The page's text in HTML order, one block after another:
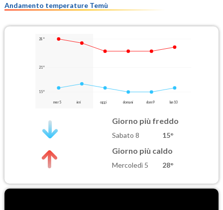
Andamento temperature Temù
28°
21°
15°
mer 5 ieri oggi domani dom 9 lun 10
Giorno più freddo
Sabato 8 15°
Giorno più caldo
Mercoledì 5 28°